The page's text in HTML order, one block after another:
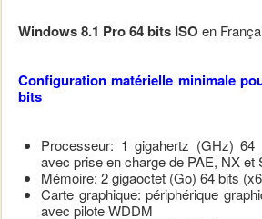
Windows 8.1 Pro 64 bits ISO en
Configuration matérielle minimale
bits
Processeur: 1 gigahertz (GHz) 64
avec prise en charge de PAE, NX et
Mémoire: 2 gigaoctet (Go) 64 bits
Carte graphique: périphérique
avec pilote WDDM